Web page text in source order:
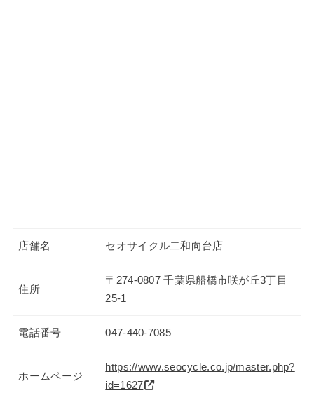
店舗名 セオサイクル二和向台店
住所
〒274-0807 千葉県船橋市咲が丘3丁目
25-1
電話番号 047-440-7085
ホームページ
https://www.seocycle.co.jp/master.php?
id=1627